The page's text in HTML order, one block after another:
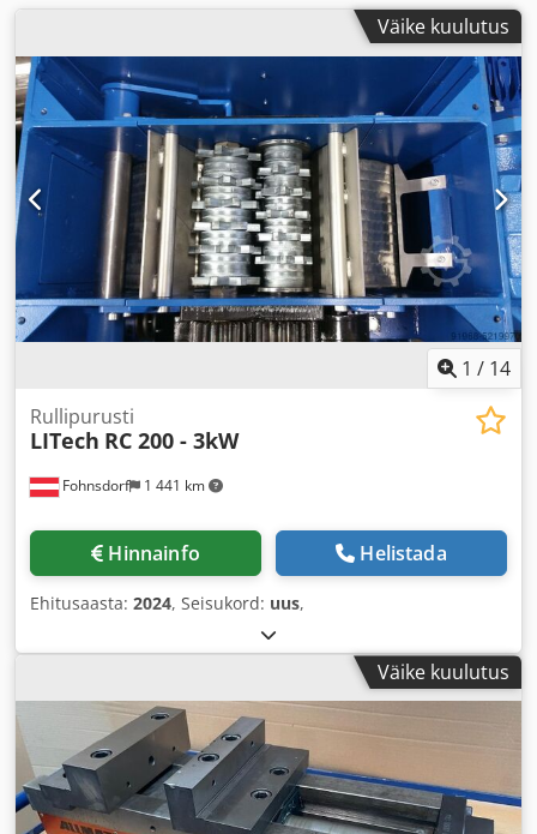
Väike kuulutus
1 / 14
Fohnsdorf 1 441 km
Rullipurusti
LITech RC 200 - 3kW
Hinnainfo Helistada
Ehitusaasta: 2024, Seisukord: uus,
Väike kuulutus